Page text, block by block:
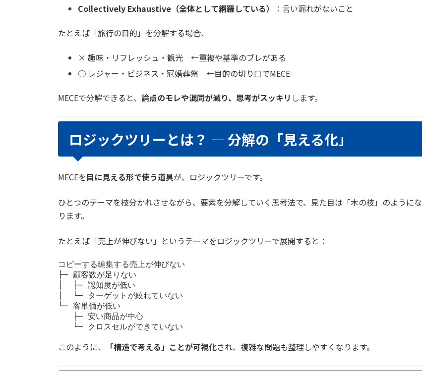
Collectively Exhaustive（全体として網羅している）
：言い漏れがないこと
たとえば「旅行の目的」を分解する場合、
× 趣味・リフレッシュ・観光 ←重複や基準のブレがある
○ レジャー・ビジネス・冠婚葬祭 ←目的の切り口でMECE
MECEで分解できると、 論点のモレや混同が減り、思考がスッキリ します。
ロジックツリーとは？ ― 分解の「見える化」
MECEを目に見える形で使う道具が、ロジックツリーです。
ひとつのテーマを枝分かれさせながら、要素を分解していく思考法で、見た目は「木の枝」のようにな
ります。
たとえば「売上が伸びない」というテーマをロジックツリーで展開すると：
コピーする編集する売上が伸びない
├─ 顧客数が足りない
│  ├─ 認知度が低い
│  └─ ターゲットが絞れていない
└─ 客単価が低い
このように、 「構造で考える」ことが可視化され、複雑な問題も整理しやすくなります。